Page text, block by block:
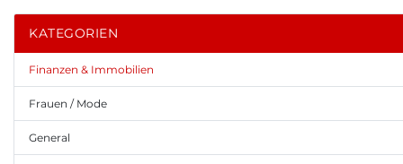
KATEGORIEN
Finanzen & Immobilien
Frauen / Mode
General